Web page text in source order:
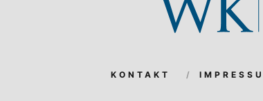
KONTAKT